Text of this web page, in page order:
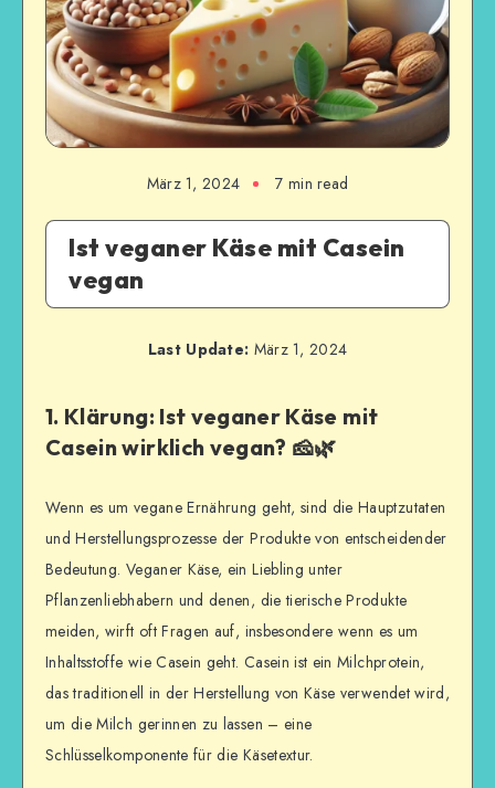
März 1, 2024 7 min read
Ist veganer Käse mit Casein
vegan
Last Update: März 1, 2024
1. Klärung: Ist veganer Käse mit
Casein wirklich vegan? 🧀🌿
Wenn es um vegane Ernährung geht, sind die Hauptzutaten
und Herstellungsprozesse der Produkte von entscheidender
Bedeutung. Veganer Käse, ein Liebling unter
Pflanzenliebhabern und denen, die tierische Produkte
meiden, wirft oft Fragen auf, insbesondere wenn es um
Inhaltsstoffe wie Casein geht. Casein ist ein Milchprotein,
das traditionell in der Herstellung von Käse verwendet wird,
um die Milch gerinnen zu lassen – eine
Schlüsselkomponente für die Käsetextur.